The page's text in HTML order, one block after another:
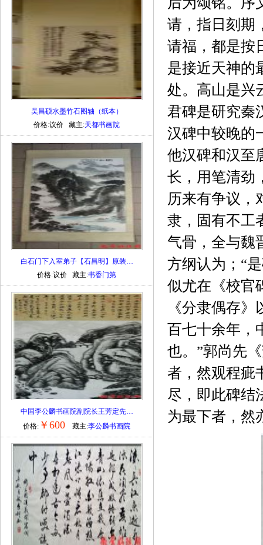
吴昌硕水墨竹石图轴（纸本）
价格:议价 藏主:天都书画院
白石门下入室弟子【石昌明】原装…
价格:议价 藏主:书香门第
中国李公麟书画院副院长王芳定先…
价格: ￥600 藏主:李公麟书画院
请，指日刻期
请福，都是按
是接近天神的
处。高山是兴
君碑是研究秦
汉碑中较晚的
他汉碑和汉
长，用笔清劲
历来有争议，
隶，固有不工
气骨，全与魏
方纲认为；“
似尤在《校官
《分隶偶存
百七十余年，
也。”郭尚先
者，然观程疵
尽，即此碑结
为最下者，然